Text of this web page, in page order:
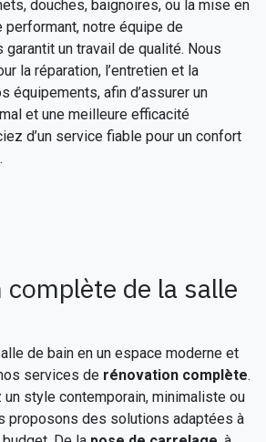
douches, baignoires, ou la mise en
performant, notre équipe de
un travail de qualité. Nous
la réparation, l’entretien et la
équipements, afin d’assurer un
et une meilleure efficacité
d’un service fiable pour un confort
complète de la salle
de bain en un espace moderne et
services de rénovation complète.
style contemporain, minimaliste ou
proposons des solutions adaptées à